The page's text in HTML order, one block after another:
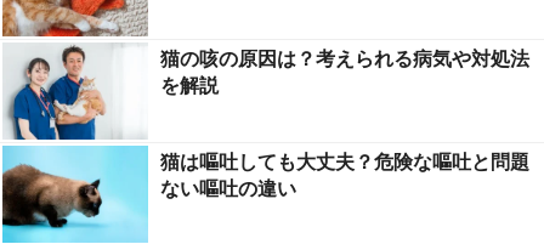
猫の咳の原因は？考えられる病気や対処法
を解説
猫は嘔吐しても大丈夫？危険な嘔吐と問題
ない嘔吐の違い